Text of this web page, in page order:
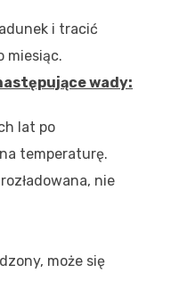
i tracić
miesiąc.
wady:
lat po
temperaturę.
nie
może się